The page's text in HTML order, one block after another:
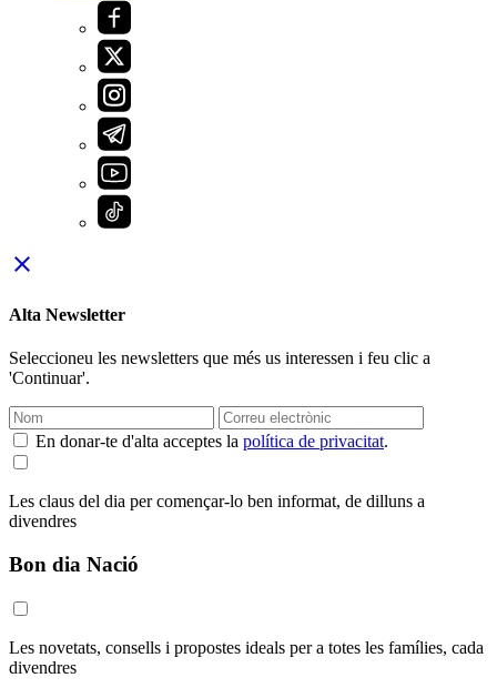
close
Alta Newsletter
Seleccioneu les newsletters que més us interessen i feu clic a
'Continuar'.
En donar-te d'alta acceptes la política de privacitat.
Les claus del dia per començar-lo ben informat, de dilluns a
divendres
Bon dia Nació
Les novetats, consells i propostes ideals per a totes les famílies, cada
divendres